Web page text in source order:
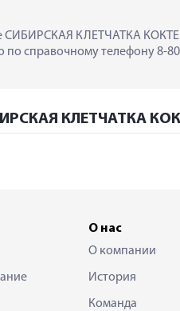
СИБИРСКАЯ КЛЕТЧАТКА
справочному телефону 8-
КЛЕТЧАТКА
О нас
О компании
История
Команда